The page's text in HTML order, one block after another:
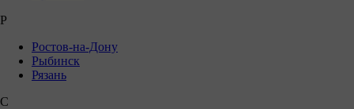
Р
Ростов-на-Дону
Рыбинск
Рязань
С